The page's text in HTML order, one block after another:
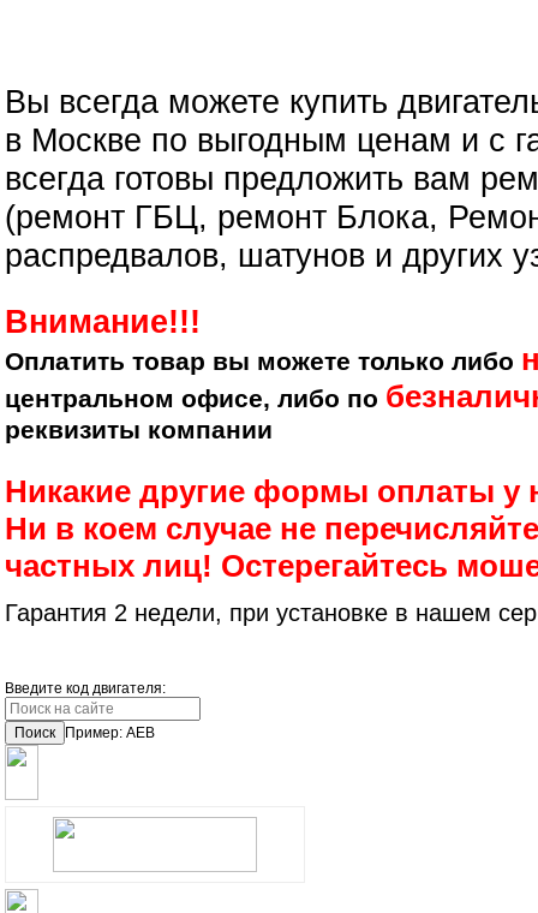
Вы всегда можете купить
в Москве по выгодным ценам и с
всегда готовы предложить вам
(ремонт ГБЦ, ремонт Блока,
распредвалов, шатунов и других
Внимание!!!
Оплатить товар вы можете только либо
центральном офисе, либо по
реквизиты компании
Никакие другие формы оплаты у
Ни в коем случае не
частных лиц! Остерегайтесь
Гарантия 2 недели, при установке в нашем
Введите код двигателя:
Поиск Пример: AEB